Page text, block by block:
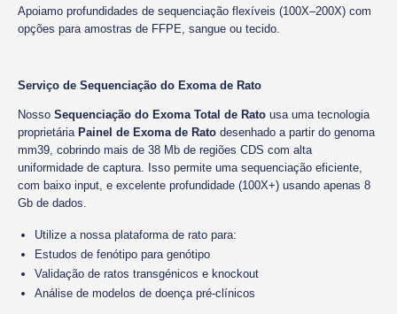
Apoiamo profundidades de sequenciação flexíveis (100X–200X) com
opções para amostras de FFPE, sangue ou tecido.
Serviço de Sequenciação do Exoma de Rato
Nosso Sequenciação do Exoma Total de Rato usa uma tecnologia
proprietária Painel de Exoma de Rato desenhado a partir do genoma
mm39, cobrindo mais de 38 Mb de regiões CDS com alta
uniformidade de captura. Isso permite uma sequenciação eficiente,
com baixo input, e excelente profundidade (100X+) usando apenas 8
Gb de dados.
Utilize a nossa plataforma de rato para:
Estudos de fenótipo para genótipo
Validação de ratos transgénicos e knockout
Análise de modelos de doença pré-clínicos